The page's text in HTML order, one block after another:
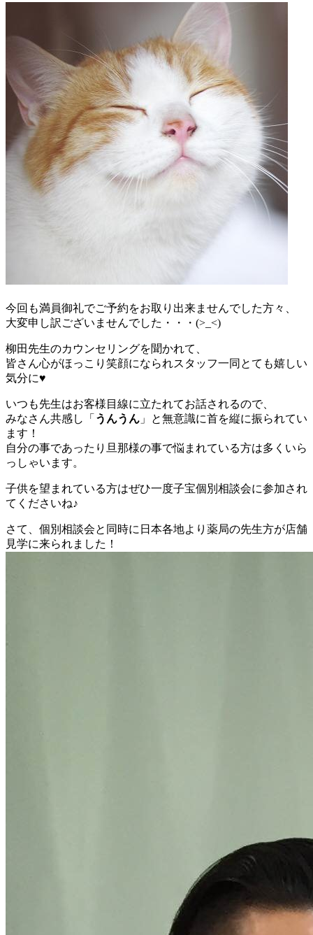
今回も満員御礼でご予約をお取り出来ませんでした方々、
大変申し訳ございませんでした・・・(>_<)
柳田先生のカウンセリングを聞かれて、
皆さん心がほっこり笑顔になられスタッフ一同とても嬉しい
気分に♥
いつも先生はお客様目線に立たれてお話されるので、
みなさん共感し「 うんうん 」と無意識に首を縦に振られてい
ます！
自分の事であったり旦那様の事で悩まれている方は多くいら
っしゃいます。
子供を望まれている方はぜひ一度子宝個別相談会に参加され
てくださいね♪
さて、個別相談会と同時に日本各地より薬局の先生方が店舗
見学に来られました！